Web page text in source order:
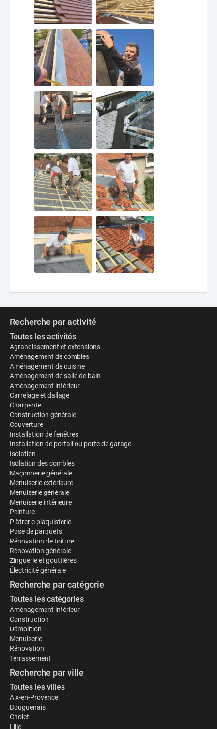
Recherche par activité
Toutes les activités
Agrandissement et extensions
Aménagement de combles
Aménagement de cuisine
Aménagement de salle de bain
Aménagement intérieur
Carrelage et dallage
Charpente
Construction générale
Couverture
Installation de fenêtres
Installation de portail ou porte de garage
Isolation
Isolation des combles
Maçonnerie générale
Menuiserie extérieure
Menuiserie générale
Menuiserie intérieure
Peinture
Plâtrerie plaquisterie
Pose de parquets
Rénovation de toiture
Rénovation générale
Zinguerie et gouttières
Électricité générale
Recherche par catégorie
Toutes les catégories
Aménagement intérieur
Construction
Démolition
Menuiserie
Rénovation
Terrassement
Recherche par ville
Toutes les villes
Aix-en-Provence
Bouguenais
Cholet
Lille